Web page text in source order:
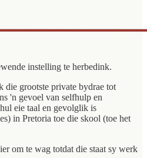
instelling te herbedink.
die grootste private bydrae tot
'n gevoel van selfhulp en
eie taal en gevolglik is
in Pretoria toe die skool (toe het
om te wag totdat die staat sy werk